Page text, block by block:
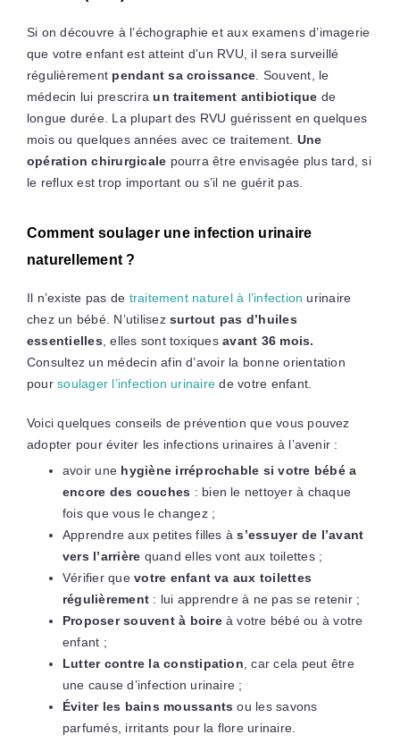
Si on découvre à l’échographie et aux examens d’imagerie
que votre enfant est atteint d’un RVU, il sera surveillé
régulièrement pendant sa croissance . Souvent, le
médecin lui prescriraun traitement antibiotique de
longue durée. La plupart des RVU guérissent en quelques
mois ou quelques années avec ce traitement. Une
opération chirurgicale pourra être envisagée plus tard, si
le reflux est trop important ou s’il ne guérit pas.
Comment soulager une infection urinaire
naturellement ?
Il n’existe pas de traitement naturel à l’infection urinaire
chez un bébé. N’utilisez surtout pas d’huiles
essentielles , elles sont toxiquesavant 36 mois.
Consultez un médecin afin d’avoir la bonne orientation
poursoulager l’infection urinaire de votre enfant.
Voici quelques conseils de prévention que vous pouvez
adopter pour éviter les infections urinaires à l’avenir :
avoir une hygiène irréprochable si votre bébé a
encore des couches : bien le nettoyer à chaque
fois que vous le changez ;
Apprendre aux petites filles à s’essuyer de l’avant
vers l’arrière quand elles vont aux toilettes ;
Vérifier quevotre enfant va aux toilettes
régulièrement : lui apprendre à ne pas se retenir ;
Proposer souvent à boireà votre bébé ou à votre
enfant ;
Lutter contre la constipation , car cela peut être
une cause d’infection urinaire ;
Éviter les bains moussants ou les savons
parfumés, irritants pour la flore urinaire.